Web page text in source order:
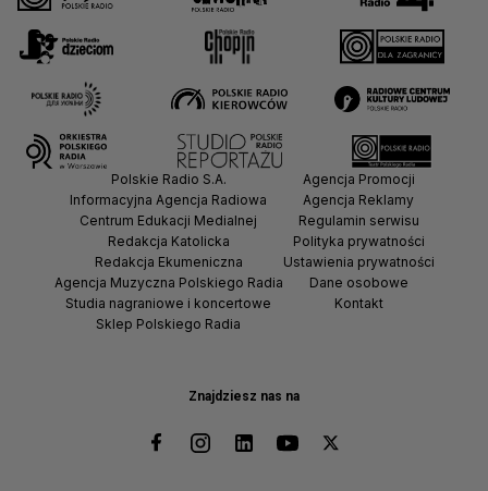
Znajdziesz nas na
Polskie Radio S.A.
Informacyjna Agencja Radiowa
Centrum Edukacji Medialnej
Redakcja Katolicka
Redakcja Ekumeniczna
Agencja Muzyczna Polskiego Radia
Studia nagraniowe i koncertowe
Sklep Polskiego Radia
Agencja Promocji
Agencja Reklamy
Regulamin serwisu
Polityka prywatności
Ustawienia prywatności
Dane osobowe
Kontakt